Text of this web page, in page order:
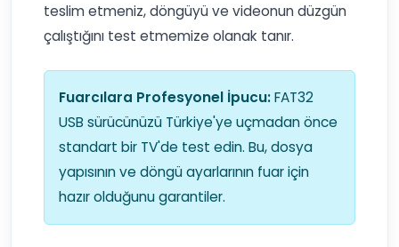
teslim etmeniz, döngüyü ve videonun düzgün
çalıştığını test etmemize olanak tanır.
Fuarcılara Profesyonel İpucu:FAT32
USB sürücünüzü Türkiye'ye uçmadan önce
standart bir TV'de test edin. Bu, dosya
yapısının ve döngü ayarlarının fuar için
hazır olduğunu garantiler.